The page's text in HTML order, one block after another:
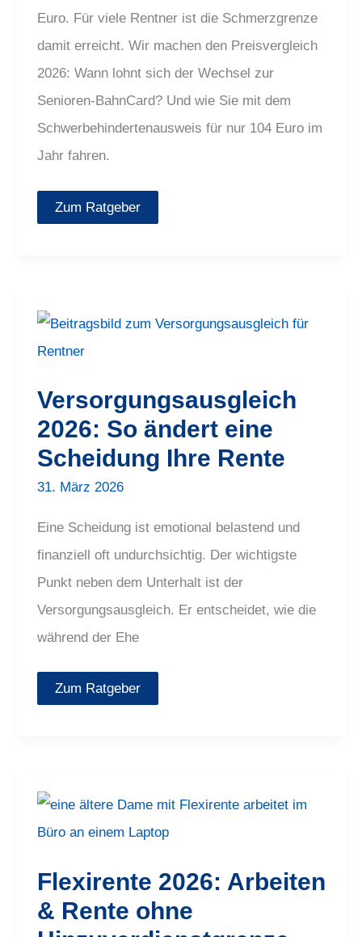
Euro. Für viele Rentner ist die Schmerzgrenze
damit erreicht. Wir machen den Preisvergleich
2026: Wann lohnt sich der Wechsel zur
Senioren-BahnCard? Und wie Sie mit dem
Schwerbehindertenausweis für nur 104 Euro im
Jahr fahren.
Zum Ratgeber
Versorgungsausgleich
2026: So ändert eine
Scheidung Ihre Rente
31. März 2026
Eine Scheidung ist emotional belastend und
finanziell oft undurchsichtig. Der wichtigste
Punkt neben dem Unterhalt ist der
Versorgungsausgleich. Er entscheidet, wie die
während der Ehe
Versorgungsausgleich
2026:
So
ändert
Ihre
Rente
Zum Ratgeber
Flexirente 2026: Arbeiten
& Rente ohne
Flexirente
2026:
Arbeiten
&
Hinzuverdienstgrenze
–
so
klappt